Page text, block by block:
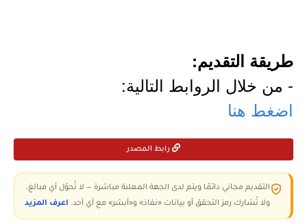
طريقة التقديم:
- من خلال الروابط التالية:
اضغط هنا
رابط المصدر
التقديم مجاني دائمًا ويتم لدى الجهة المعلنة مباشرة — لا تُحوّل أي مبالغ،
ولا تُشارك رمز التحقق أو بيانات «نفاذ» و«أبشر» مع أي أحد. اعرف المزيد